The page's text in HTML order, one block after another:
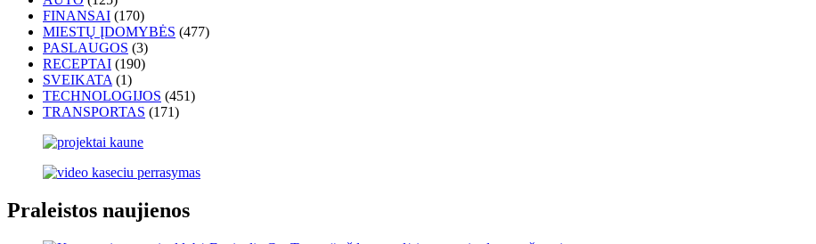
FINANSAI (170)
MIESTŲ ĮDOMYBĖS (477)
PASLAUGOS (3)
RECEPTAI (190)
SVEIKATA (1)
TECHNOLOGIJOS (451)
TRANSPORTAS (171)
Praleistos naujienos